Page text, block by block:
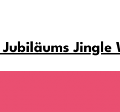
Jubiläums